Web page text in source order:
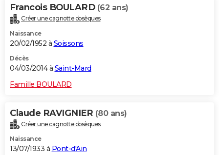
Francois BOULARD (62 ans)
Créer une cagnotte obsèques
Naissance
20/02/1952 à Soissons
Décès
04/03/2014 à Saint-Mard
Famille BOULARD
Claude RAVIGNIER (80 ans)
Créer une cagnotte obsèques
Naissance
13/07/1933 à Pont-d'Ain